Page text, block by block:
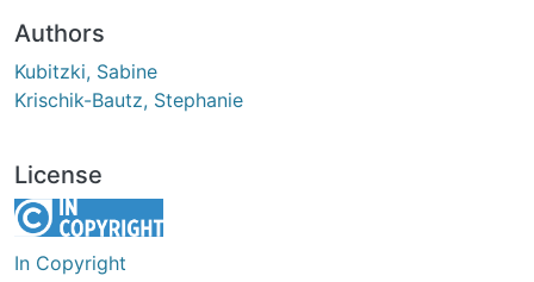
Authors
Kubitzki, Sabine
Krischik-Bautz, Stephanie
License
In Copyright